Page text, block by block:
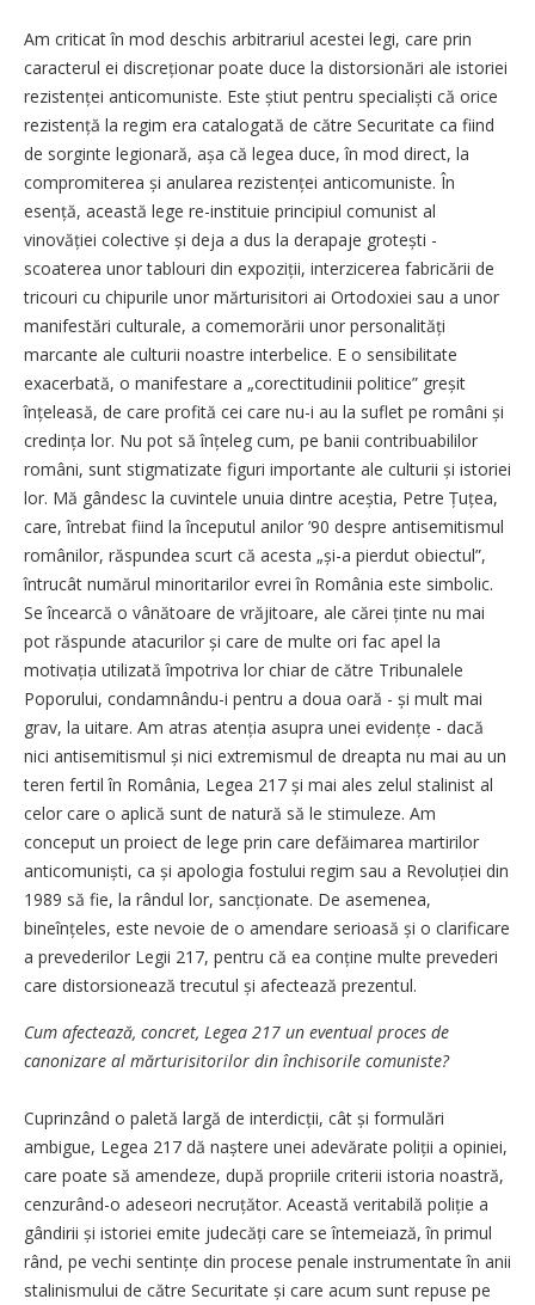
Am criticat în mod deschis arbitrariul acestei legi, care prin
caracterul ei discreționar poate duce la distorsionări ale istoriei
rezistenței anticomuniste. Este știut pentru specialiști că orice
rezistență la regim era catalogată de către Securitate ca fiind
de sorginte legionară, așa că legea duce, în mod direct, la
compromiterea și anularea rezistenței anticomuniste. În
esență, această lege re-instituie principiul comunist al
vinovăției colective și deja a dus la derapaje grotești -
scoaterea unor tablouri din expoziții, interzicerea fabricării de
tricouri cu chipurile unor mărturisitori ai Ortodoxiei sau a unor
manifestări culturale, a comemorării unor personalități
marcante ale culturii noastre interbelice. E o sensibilitate
exacerbată, o manifestare a „corectitudinii politice” greșit
înțeleasă, de care profită cei care nu-i au la suflet pe români și
credința lor. Nu pot să înțeleg cum, pe banii contribuabililor
români, sunt stigmatizate figuri importante ale culturii și istoriei
lor. Mă gândesc la cuvintele unuia dintre aceștia, Petre Țuțea,
care, întrebat fiind la începutul anilor ’90 despre antisemitismul
românilor, răspundea scurt că acesta „și-a pierdut obiectul”,
întrucât numărul minoritarilor evrei în România este simbolic.
Se încearcă o vânătoare de vrăjitoare, ale cărei ținte nu mai
pot răspunde atacurilor și care de multe ori fac apel la
motivația utilizată împotriva lor chiar de către Tribunalele
Poporului, condamnându-i pentru a doua oară - și mult mai
grav, la uitare. Am atras atenția asupra unei evidențe - dacă
nici antisemitismul și nici extremismul de dreapta nu mai au un
teren fertil în România, Legea 217 și mai ales zelul stalinist al
celor care o aplică sunt de natură să le stimuleze. Am
conceput un proiect de lege prin care defăimarea martirilor
anticomuniști, ca și apologia fostului regim sau a Revoluției din
1989 să fie, la rândul lor, sancțio­nate. De asemenea,
bineînțeles, este nevoie de o amendare serioasă și o clarificare
a prevederilor Legii 217, pentru că ea conține multe prevederi
care distorsionează trecutul și afectează prezentul.
Cum afectează, concret, Legea 217 un eventual proces de
canonizare al mărturisitorilor din închisorile comuniste?
Cuprinzând o paletă largă de interdicții, cât și formulări
ambigue, Legea 217 dă naștere unei adevărate poliții a opiniei,
care poate să amendeze, după propriile criterii istoria noastră,
cenzurând-o adeseori necruțător. Această veritabilă poliție a
gândirii și istoriei emite judecăți care se întemeiază, în primul
rând, pe vechi sentințe din procese penale instrumentate în anii
stalinismului de către Securitate și care acum sunt repuse pe